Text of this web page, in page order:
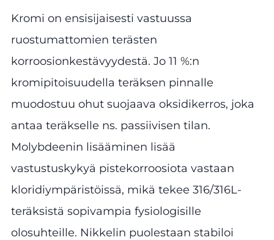
Kromi on ensisijaisesti vastuussa
ruostumattomien terästen
korroosionkestävyydestä. Jo 11 %:n
kromipitoisuudella teräksen pinnalle
muodostuu ohut suojaava oksidikerros, joka
antaa teräkselle ns. passiivisen tilan.
Molybdeenin lisääminen lisää
vastustuskykyä pistekorroosiota vastaan
kloridiympäristöissä, mikä tekee 316/316L-
teräksistä sopivampia fysiologisille
olosuhteille. Nikkelin puolestaan stabiloi